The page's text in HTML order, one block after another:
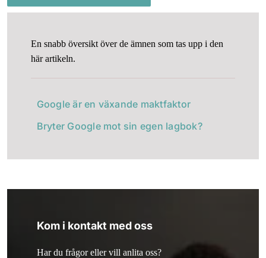
En snabb översikt över de ämnen som tas upp i den
här artikeln.
Google är en växande maktfaktor
Bryter Google mot sin egen lagbok?
Kom i kontakt med oss
Har du frågor eller vill anlita oss?